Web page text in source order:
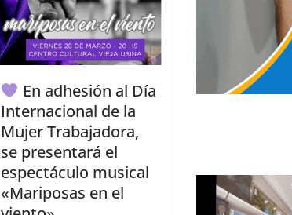
En adhesión al Día
Internacional de la
Mujer Trabajadora,
se presentará el
espectáculo musical
«Mariposas en el